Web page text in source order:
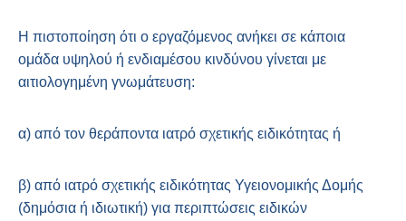
Η πιστοποίηση ότι ο εργαζόμενος ανήκει σε κάποια
ομάδα υψηλού ή ενδιαμέσου κινδύνου γίνεται με
αιτιολογημένη γνωμάτευση:
α) από τον θεράποντα ιατρό σχετικής ειδικότητας ή
β) από ιατρό σχετικής ειδικότητας Υγειονομικής Δομής
(δημόσια ή ιδιωτική) για περιπτώσεις ειδικών